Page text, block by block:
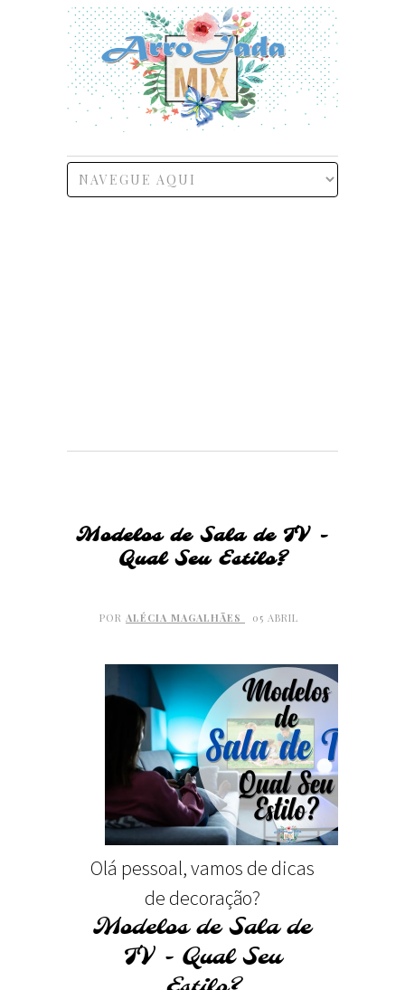
Modelos de Sala de TV -
Qual Seu Estilo?
POR ALÉCIA MAGALHÃES 05 ABRIL
Olá pessoal, vamos de dicas
de decoração?
Modelos de Sala de
TV - Qual Seu